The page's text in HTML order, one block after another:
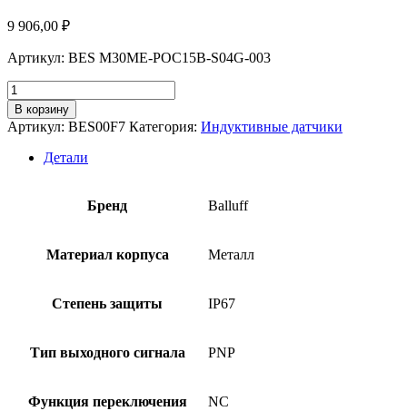
9 906,00 ₽
Артикул: BES M30ME-POC15B-S04G-003
Количество
товара
Индуктивный
датчик
Balluff
В корзину
Артикул: BES00F7 Категория: Индуктивные датчики
Детали
Бренд Balluff
Материал корпуса Металл
Степень защиты IP67
Тип выходного сигнала PNP
Функция переключения NC